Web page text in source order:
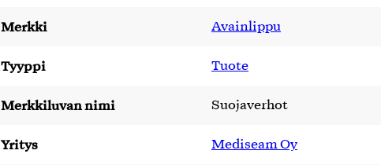
Merkki Avainlippu
Tyyppi Tuote
Merkkiluvan nimi Suojaverhot
Yritys Mediseam Oy